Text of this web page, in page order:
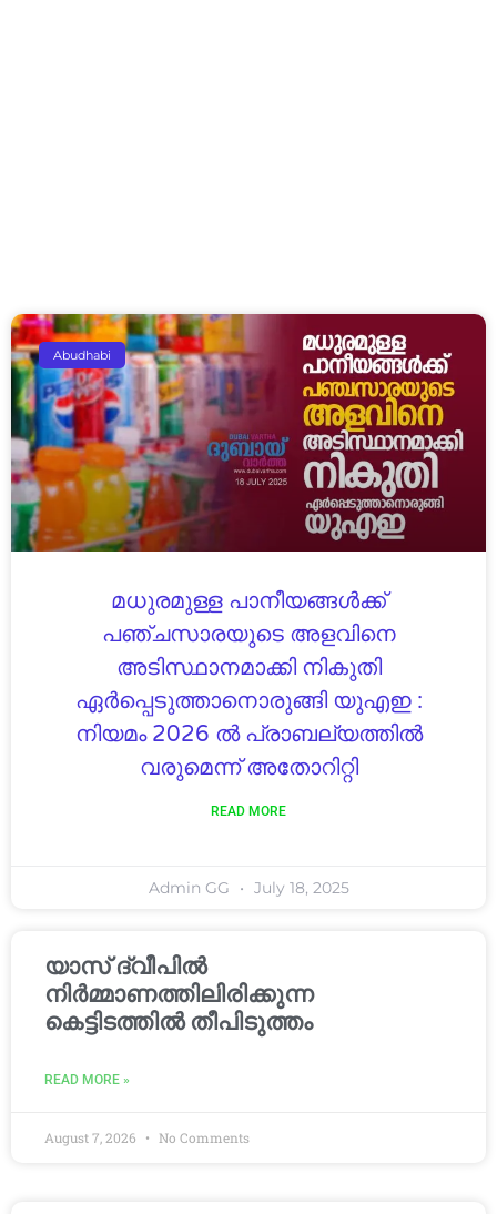
Abudhabi
മധുരമുള്ള പാനീയങ്ങൾക്ക്
പഞ്ചസാരയുടെ അളവിനെ
അടിസ്ഥാനമാക്കി നികുതി
ഏർപ്പെടുത്താനൊരുങ്ങി യുഎഇ :
നിയമം 2026 ൽ പ്രാബല്യത്തിൽ
വരുമെന്ന് അതോറിറ്റി
READ MORE
Admin GG July 18, 2025
യാസ് ദ്വീപിൽ
നിർമ്മാണത്തിലിരിക്കുന്ന
കെട്ടിടത്തിൽ തീപിടുത്തം
READ MORE »
August 7, 2026 No Comments